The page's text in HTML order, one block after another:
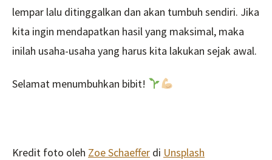
lempar lalu ditinggalkan dan akan tumbuh sendiri. Jika
kita ingin mendapatkan hasil yang maksimal, maka
inilah usaha-usaha yang harus kita lakukan sejak awal.
Selamat menumbuhkan bibit!
Kredit foto oleh Zoe Schaeffer di Unsplash